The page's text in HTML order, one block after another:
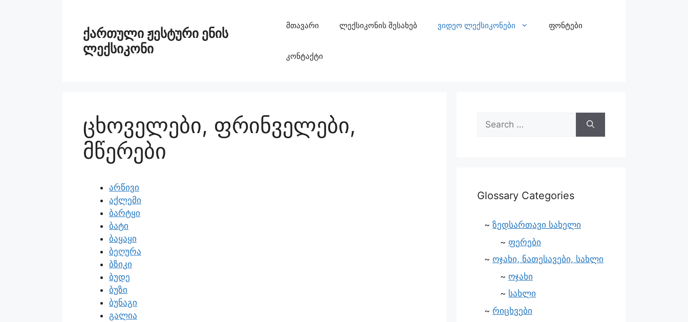
ქართული ჟესტური ენის
ლექსიკონი
მთავარი ლექსიკონის შესახებ ვიდეო ლექსიკონები ფონტები
კონტაქტი
ცხოველები, ფრინველები,
მწერები
არწივი
აქლემი
ბარტყი
ბატი
ბაყაყი
ბეღურა
ბზიკი
ბუდე
ბუზი
ბუნაგი
გალია
Glossary Categories
ზედსართავი სახელი
ფერები
ოჯახი, ნათესავები, სახლი
ოჯახი
სახლი
რიცხვები